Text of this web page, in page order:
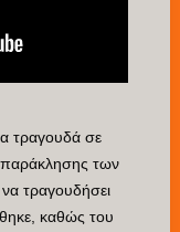
τραγουδά σε
παράκλησης των
τραγουδήσει
καθώς του